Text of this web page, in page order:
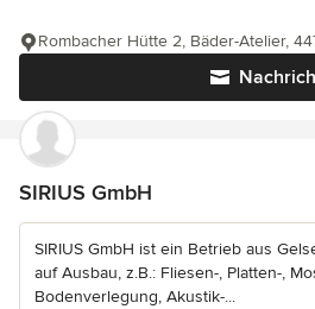
Rombacher Hütte 2, Bäder-Atelier,
SIRIUS GmbH
SIRIUS GmbH ist ein Betrieb aus
auf Ausbau, z.B.: Fliesen-, Platten-,
Bodenverlegung, Akustik-...